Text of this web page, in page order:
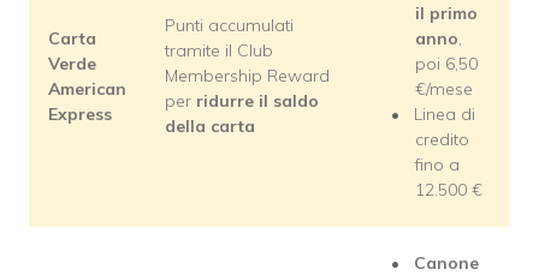
Carta
Verde
American
Express
Punti accumulati
tramite il Club
Membership Reward
per ridurre il saldo
della carta
il primo
anno,
poi 6,50
€/mese
Linea di
credito
fino a
12.500 €
Canone